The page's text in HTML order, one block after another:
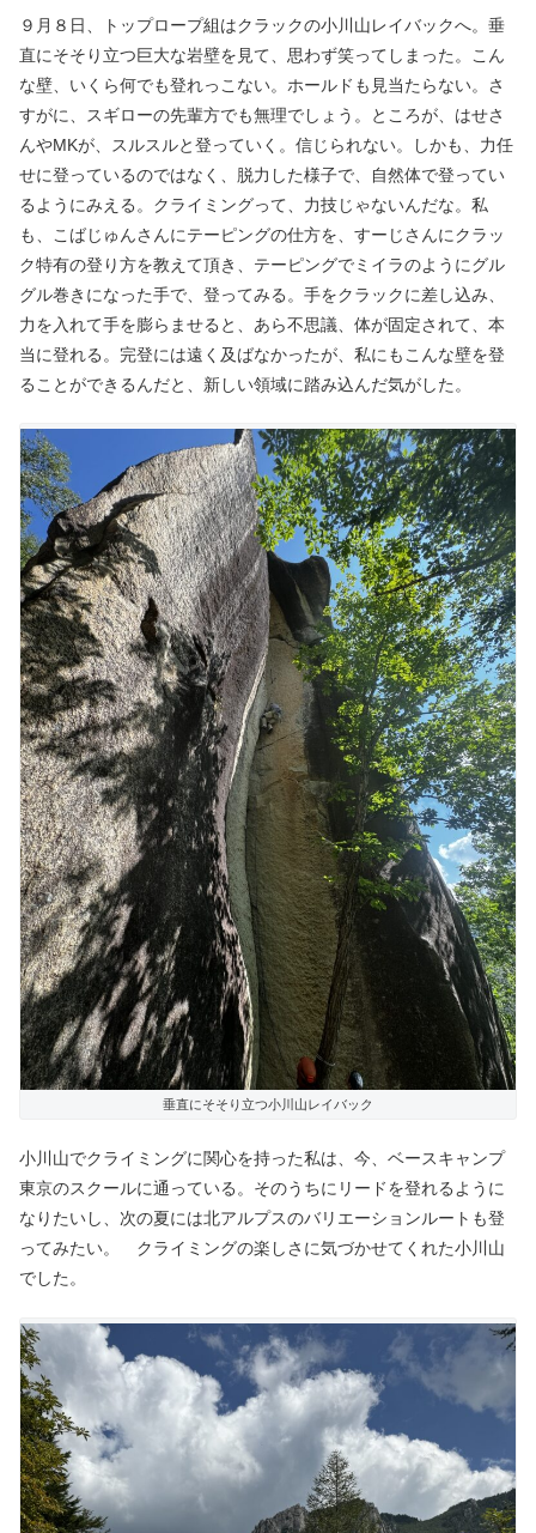
９月８日、トップロープ組はクラックの小川山レイバックへ。垂
直にそそり立つ巨大な岩壁を見て、思わず笑ってしまった。こん
な壁、いくら何でも登れっこない。ホールドも見当たらない。さ
すがに、スギローの先輩方でも無理でしょう。ところが、はせさ
んやMKが、スルスルと登っていく。信じられない。しかも、力任
せに登っているのではなく、脱力した様子で、自然体で登ってい
るようにみえる。クライミングって、力技じゃないんだな。私
も、こばじゅんさんにテーピングの仕方を、すーじさんにクラッ
ク特有の登り方を教えて頂き、テーピングでミイラのようにグル
グル巻きになった手で、登ってみる。手をクラックに差し込み、
力を入れて手を膨らませると、あら不思議、体が固定されて、本
当に登れる。完登には遠く及ばなかったが、私にもこんな壁を登
ることができるんだと、新しい領域に踏み込んだ気がした。
垂直にそそり立つ小川山レイバック
小川山でクライミングに関心を持った私は、今、ベースキャンプ
東京のスクールに通っている。そのうちにリードを登れるように
なりたいし、次の夏には北アルプスのバリエーションルートも登
ってみたい。 クライミングの楽しさに気づかせてくれた小川山
でした。